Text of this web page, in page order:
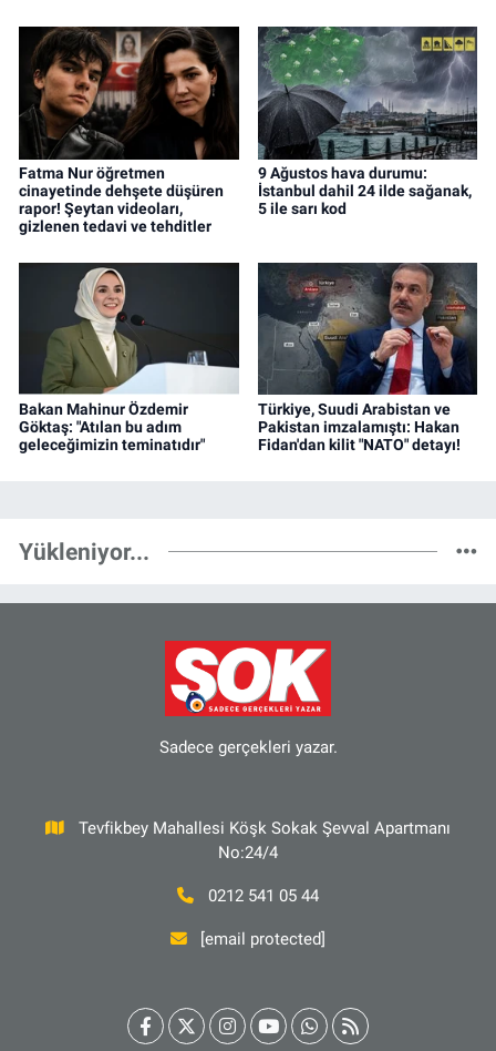
Fatma Nur öğretmen
cinayetinde dehşete düşüren
rapor! Şeytan videoları,
gizlenen tedavi ve tehditler
9 Ağustos hava durumu:
İstanbul dahil 24 ilde sağanak,
5 ile sarı kod
Bakan Mahinur Özdemir
Göktaş: "Atılan bu adım
geleceğimizin teminatıdır"
Türkiye, Suudi Arabistan ve
Pakistan imzalamıştı: Hakan
Fidan'dan kilit "NATO" detayı!
Yükleniyor...
Sadece gerçekleri yazar.
Tevfikbey Mahallesi Köşk Sokak Şevval Apartmanı
No:24/4
0212 541 05 44
[email protected]